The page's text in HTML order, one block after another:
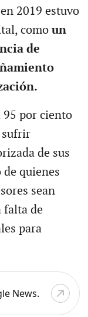
2019 estuvo
como un
de
95 por ciento
sufrir
de sus
quienes
sean
falta de
para
News.